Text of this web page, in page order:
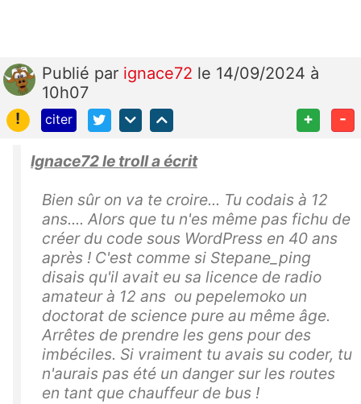
Publié par ignace72 le 14/09/2024 à
10h07
!
citer + -
Ignace72 le troll a écrit
Bien sûr on va te croire... Tu codais à 12
ans.... Alors que tu n'es même pas fichu de
créer du code sous WordPress en 40 ans
après ! C'est comme si Stepane_ping
disais qu'il avait eu sa licence de radio
amateur à 12 ans ou pepelemoko un
doctorat de science pure au même âge.
Arrêtes de prendre les gens pour des
imbéciles. Si vraiment tu avais su coder, tu
n'aurais pas été un danger sur les routes
en tant que chauffeur de bus !